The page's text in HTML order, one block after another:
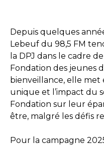
Depuis quelques
Lebeuf du 98,5 FM
la DPJ dans le cadre
Fondation des jeunes
bienveillance, elle
unique et l’impact du
Fondation sur leur
être, malgré les défis
Pour la campagne